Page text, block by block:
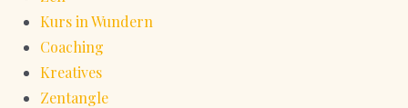
Kurs in Wundern
Coaching
Kreatives
Zentangle